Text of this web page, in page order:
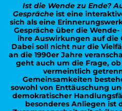
Ist die Wende zu Ende?
Gesprächeist eine
sich als eine
Gespräche über die
ihre Auswirkungen auf die
Dabei soll nicht nur die
an die 1990er Jahre
geht auch um die Frage,
vermeintlich
Gemeinsamkeiten
sowohl von Enttäuschung
demokratischer
besonderes Anliegen ist